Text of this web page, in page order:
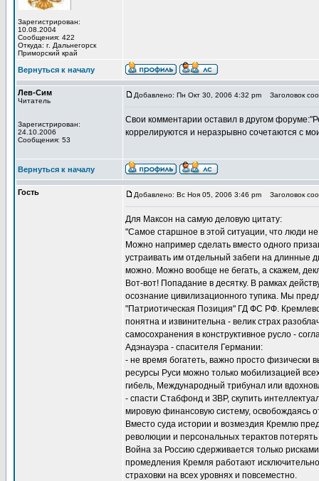
Зарегистрирован:
10.08.2004
Сообщения: 422
Откуда: г. Дальнегорск
Приморский край
Вернуться к началу
Лев-Сим
Читатель
Зарегистрирован:
24.10.2006
Сообщения: 53
Добавлено: Пн Окт 30, 2006 4:32 pm Заголовок
Свои комментарии оставил в другом
коррелируются и неразрывно сочетаются с
Вернуться к началу
Гость Добавлено: Вс Ноя 05, 2006 3:46 pm Заголовок
Для Максон на самую деловую цитату:
"Самое старшное в этой ситуации, что люди
Можно например сделать вместо одного
устраивать им отдельный забеги на длинные
можно. Можно вообще не бегать, а скажем,
Вот-вот! Попадание в десятку. В рамках
осознание цивилизационного тупика. Мы
"Патриотическая Позиция" ГД ФС РФ.
понятна и извинительна - велик страх
самосохранения в конструктивное русло -
Адэнауэра - спасителя Германии:
- не время богатеть, важно просто
ресурсы Руси можно только мобилизацией
гибель, Международный трибунал или
- спасти Стабфонд и ЗВР, скупить
мировую финансовую систему, освобождаясь
Вместо суда истории и возмездия Кремлю
революции и персональных терактов потерять
Война за Россию сдерживается только
промедления Кремля работают
страховки на всех уровнях и повсеместно.